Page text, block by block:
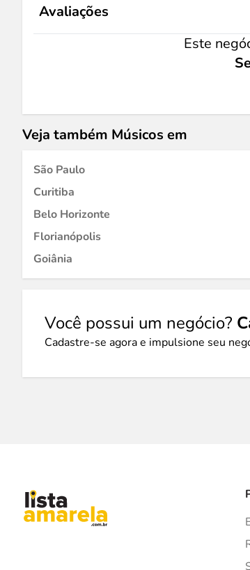
Avaliações
Este
Veja também Músicos em
São Paulo
Curitiba
Belo Horizonte
Florianópolis
Goiânia
Você possui um negócio?
Cadastre-se agora e impulsione seu